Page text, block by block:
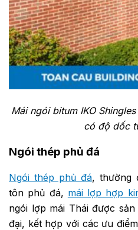
Mái ngói bitum IKO
có độ dốc
Ngói thép phủ đá
Ngói thép phủ đá, thường
tôn phủ đá, mái lợp hợp
ngói lợp mái Thái được
đại, kết hợp với các ưu